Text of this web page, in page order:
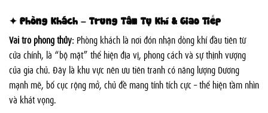
✦ Phòng Khách – Trung Tâm Tụ Khí & Giao Tiếp
Vai trò phong thủy: Phòng khách là nơi đón nhận dòng khí đầu tiên từ
cửa chính, là “bộ mặt” thể hiện địa vị, phong cách và sự thịnh vượng
của gia chủ. Đây là khu vực nên ưu tiên tranh có năng lượng Dương
mạnh mẽ, bố cục rộng mở, chủ đề mang tính tích cực – thể hiện tầm nhìn
và khát vọng.